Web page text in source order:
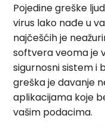
Pojedine greške
virus lako nađe u
najčešćih je
softvera veoma je
sigurnosni sistem i
greška je davanje
aplikacijama koje
vašim podacima.